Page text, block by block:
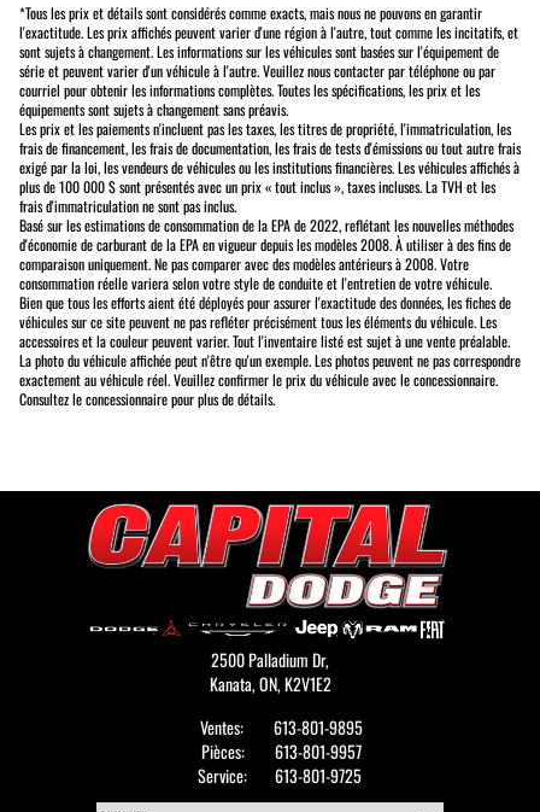
*Tous les prix et détails sont considérés comme exacts, mais nous ne pouvons en garantir
l'exactitude. Les prix affichés peuvent varier d'une région à l'autre, tout comme les incitatifs, et
sont sujets à changement. Les informations sur les véhicules sont basées sur l'équipement de
série et peuvent varier d'un véhicule à l'autre. Veuillez nous contacter par téléphone ou par
courriel pour obtenir les informations complètes. Toutes les spécifications, les prix et les
équipements sont sujets à changement sans préavis.
Les prix et les paiements n'incluent pas les taxes, les titres de propriété, l'immatriculation, les
frais de financement, les frais de documentation, les frais de tests d'émissions ou tout autre frais
exigé par la loi, les vendeurs de véhicules ou les institutions financières. Les véhicules affichés à
plus de 100 000 $ sont présentés avec un prix « tout inclus », taxes incluses. La TVH et les
frais d'immatriculation ne sont pas inclus.
Basé sur les estimations de consommation de la EPA de 2022, reflétant les nouvelles méthodes
d'économie de carburant de la EPA en vigueur depuis les modèles 2008. À utiliser à des fins de
comparaison uniquement. Ne pas comparer avec des modèles antérieurs à 2008. Votre
consommation réelle variera selon votre style de conduite et l'entretien de votre véhicule.
Bien que tous les efforts aient été déployés pour assurer l'exactitude des données, les fiches de
véhicules sur ce site peuvent ne pas refléter précisément tous les éléments du véhicule. Les
accessoires et la couleur peuvent varier. Tout l'inventaire listé est sujet à une vente préalable.
La photo du véhicule affichée peut n'être qu'un exemple. Les photos peuvent ne pas correspondre
exactement au véhicule réel. Veuillez confirmer le prix du véhicule avec le concessionnaire.
Consultez le concessionnaire pour plus de détails.
2500 Palladium Dr,
Kanata,ON, K2V1E2
Ventes:
613-801-9895
Pièces:
613-801-9957
Service:
613-801-9725